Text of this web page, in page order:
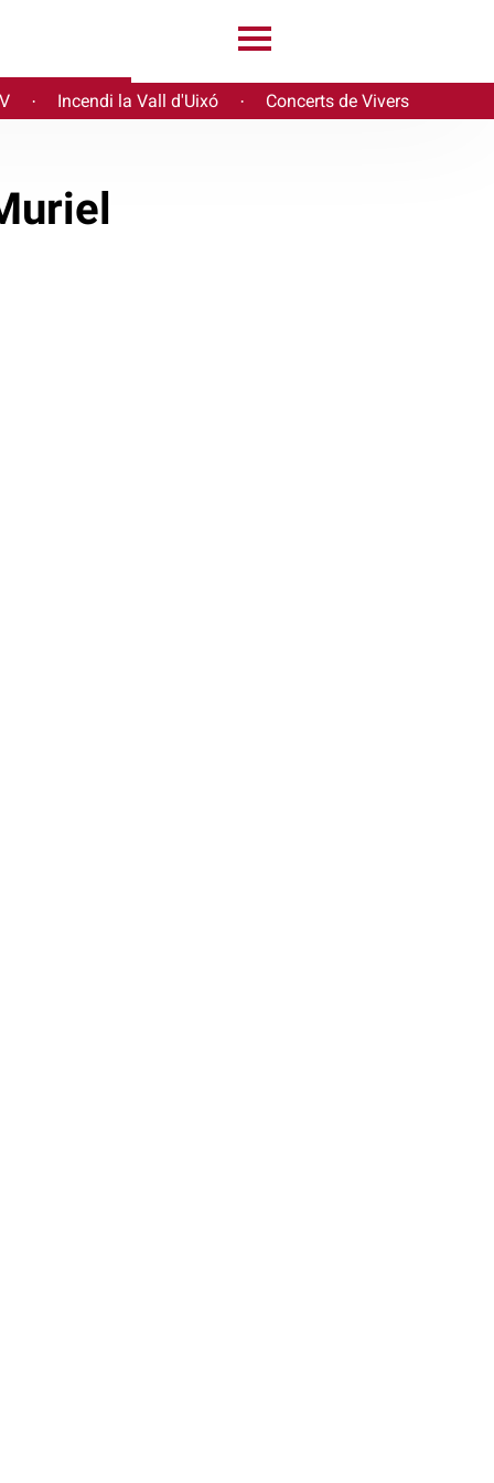
· Incendi la Vall d'Uixó · Concerts de Vivers